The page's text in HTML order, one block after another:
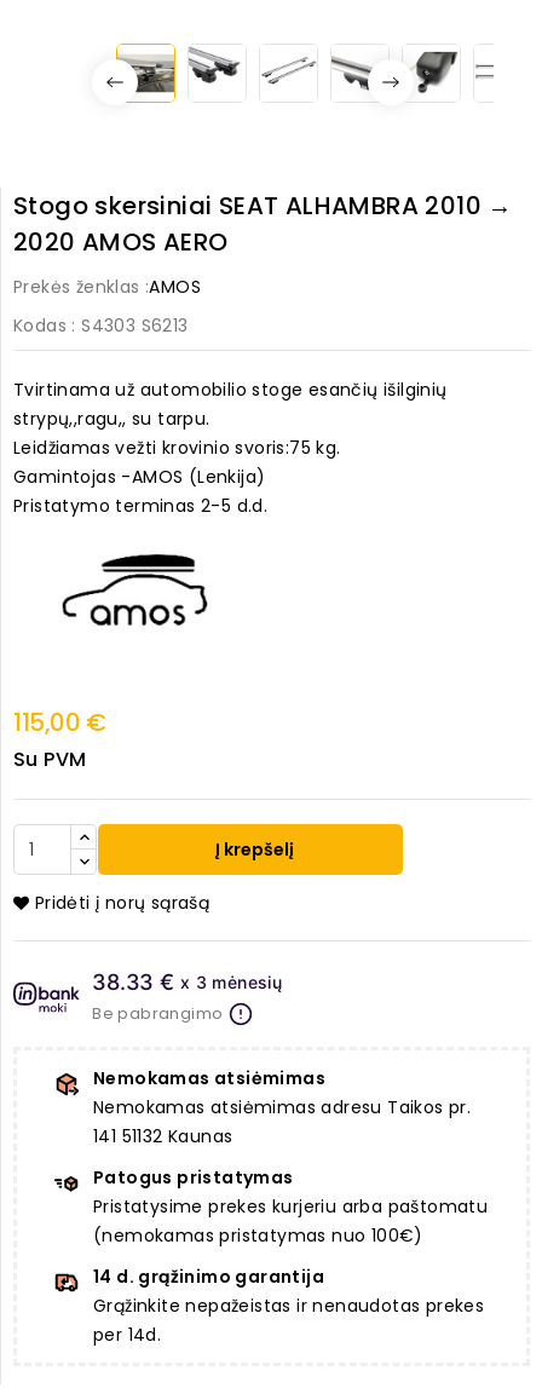
Stogo skersiniai SEAT ALHAMBRA 2010 →
2020 AMOS AERO
Prekės ženklas :AMOS
Kodas : S4303 S6213
Tvirtinama už automobilio stoge esančių išilginių
strypų,,ragu,, su tarpu.
Leidžiamas vežti krovinio svoris:75 kg.
Gamintojas -AMOS (Lenkija)
Pristatymo terminas 2-5 d.d.
115,00 €
Su PVM
Į krepšelį
Pridėti į norų sąrašą
38.33 € x 3 mėnesių
Be pabrangimo
Nemokamas atsiėmimas
Nemokamas atsiėmimas adresu Taikos pr.
141 51132 Kaunas
Patogus pristatymas
Pristatysime prekes kurjeriu arba paštomatu
(nemokamas pristatymas nuo 100€)
14 d. grąžinimo garantija
Grąžinkite nepažeistas ir nenaudotas prekes
per 14d.